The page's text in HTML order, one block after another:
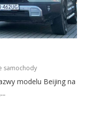
samochody
modelu Beijing na